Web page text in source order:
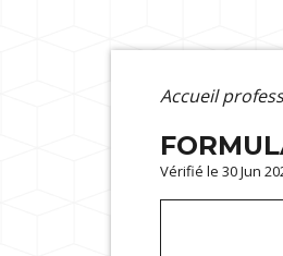
Accueil
Vérifié le 30 Jun